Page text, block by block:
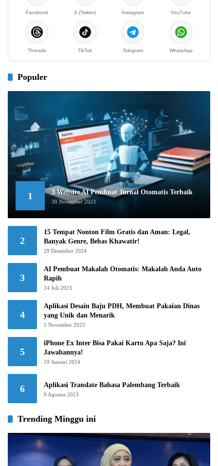
Facebook X (Twitter) Instagram YouTube
Threads TikTok Telegram WhatsApp
Populer
1 3 Website AI Pembuat Jurnal Otomatis Terbaik
30 November 2023
2
15 Tempat Nonton Film Gratis dan Aman: Legal,
Banyak Genre, Bebas Khawatir!
29 Desember 2024
3
AI Pembuat Makalah Otomatis: Makalah Anda Auto
Rapih
24 Juli 2023
4
Aplikasi Desain Baju PDH, Membuat Pakaian Dinas
yang Unik dan Menarik
5 November 2023
5
iPhone Ex Inter Bisa Pakai Kartu Apa Saja? Ini
Jawabannya!
19 Januari 2024
6 Aplikasi Translate Bahasa Palembang Terbaik
9 Agustus 2023
Trending Minggu ini